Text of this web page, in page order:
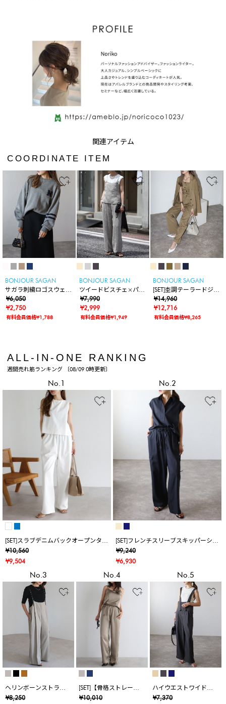
COORDINATE ITEM
BONJOUR SAGAN
サガラ刺繍ロゴスウェッ
トライクニット
¥6,050
¥2,750
有料会員価格¥1,788
BONJOUR SAGAN
ツイードビスチェ×パン
ツセットアップ
¥7,990
¥2,999
有料会員価格¥1,949
BONJOUR SAGAN
[SET]杢調テーラードジャ
ケット×キャミビスチェ
×ワイドパンツ
¥14,960
¥12,716
有料会員価格¥8,265
ALL-IN-ONE RANKING
週間売れ筋ランキング 〔08/09 0時更新〕
No.1
[SET]スラブデニムバックオープンタン
クトップ×スラブデニムイージーパン
ツ
¥10,560
¥9,504
No.2
[SET]フレンチスリーブスキッパーシャ
ツ×裾ボタンカーゴパンツ
¥9,240
¥6,930
No.3
ヘリンボーンストライ
プサス付きパンツ
¥8,250
No.4
[SET]【骨格ストレート
向け】ドレープカップ
¥10,010
No.5
ハイウエストワイドサ
ロペット
¥7,370